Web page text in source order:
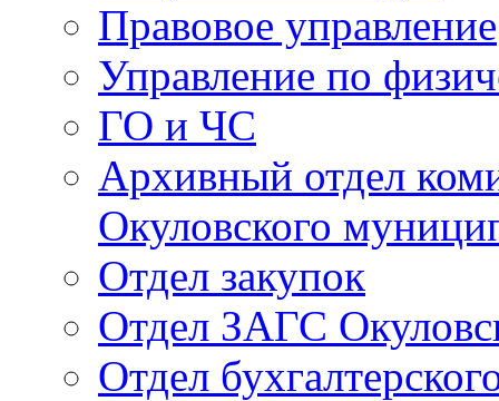
Правовое управление
Управление по
ГО и ЧС
Архивный отдел
Окуловского
Отдел закупок
Отдел ЗАГС
Отдел